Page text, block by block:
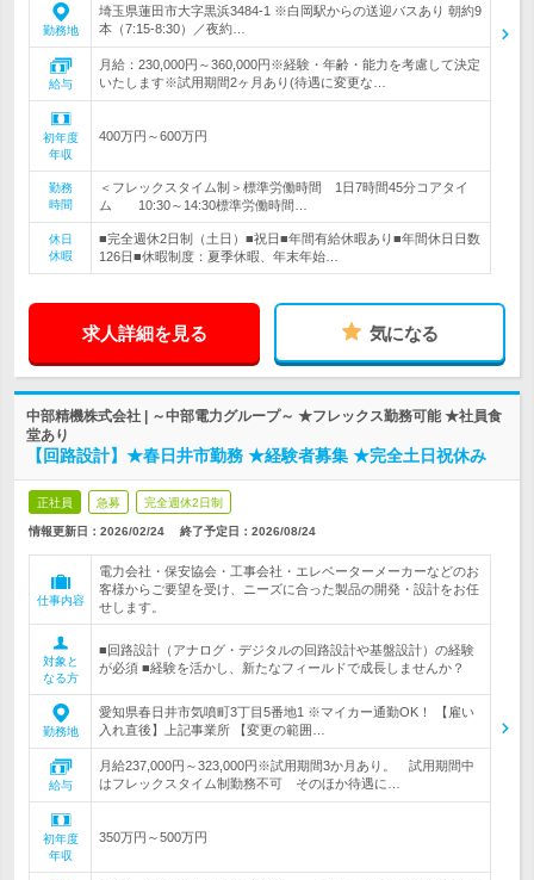
勤務地
埼玉県蓮田市大字黒浜3484-1 ※白岡駅からの送迎バスあり 朝約9
本（7:15-8:30）／夜約…
給与
月給：230,000円～360,000円※経験・年齢・能力を考慮して決定
いたします※試用期間2ヶ月あり(待遇に変更な…
初年度
年収
400万円～600万円
勤務
時間
＜フレックスタイム制＞標準労働時間 1日7時間45分コアタイ
ム 10:30～14:30標準労働時間…
休日
休暇
■完全週休2日制（土日）■祝日■年間有給休暇あり■年間休日日数
126日■休暇制度：夏季休暇、年末年始…
求人詳細を見る 気になる
中部精機株式会社 | ～中部電力グループ～ ★フレックス勤務可能 ★社員食
堂あり
【回路設計】★春日井市勤務 ★経験者募集 ★完全土日祝休み
正社員 急募 完全週休2日制
情報更新日：2026/02/24 終了予定日： 2026/08/24
仕事内容
電力会社・保安協会・工事会社・エレベーターメーカーなどのお
客様からご要望を受け、ニーズに合った製品の開発・設計をお任
せします。
対象と
なる方
■回路設計（アナログ・デジタルの回路設計や基盤設計）の経験
が必須 ■経験を活かし、新たなフィールドで成長しませんか？
勤務地
愛知県春日井市気噴町3丁目5番地1 ※マイカー通勤OK！ 【雇い
入れ直後】上記事業所 【変更の範囲…
給与
月給237,000円～323,000円※試用期間3か月あり。 試用期間中
はフレックスタイム制勤務不可 そのほか待遇に…
初年度
年収
350万円～500万円